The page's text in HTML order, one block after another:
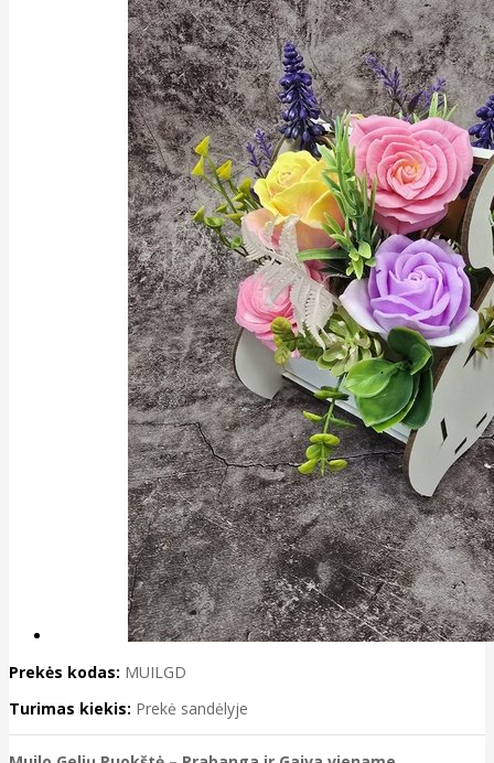
Prekės kodas: MUILGD
Turimas kiekis: Prekė sandėlyje